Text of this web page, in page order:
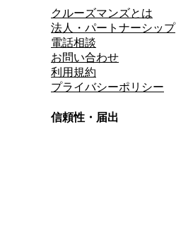
クルーズマンズとは
法人・パートナーシップ
電話相談
お問い合わせ
利用規約
プライバシーポリシー
信頼性・届出